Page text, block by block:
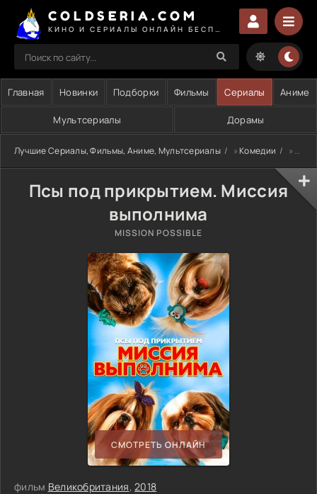
COLDSERIA.COM
Главная Новинки Подборки Фильмы Сериалы Аниме
Мультсериалы Дорамы
Лучшие Сериалы, Фильмы, Аниме, Мультсериалы »Комедии » Псы под прикрытием. Миссия выполнима
Псы под прикрытием. Миссия
выполнима
MISSION POSSIBLE
СМОТРЕТЬ ОНЛАЙН
фильм Великобритания,2018